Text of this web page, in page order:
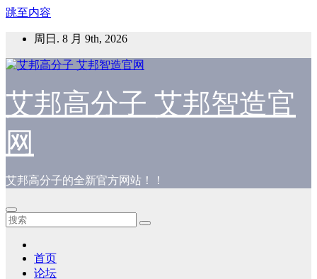
跳至内容
周日. 8 月 9th, 2026
艾邦高分子 艾邦智造官
网
艾邦高分子的全新官方网站！！
首页
论坛